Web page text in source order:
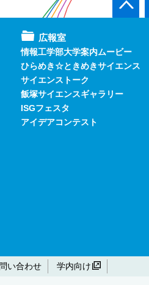
広報室
情報工学部大学案内ムービー
ひらめき☆ときめきサイエンス
サイエンストーク
飯塚サイエンスギャラリー
ISGフェスタ
アイデアコンテスト
い合わせ 学内向け